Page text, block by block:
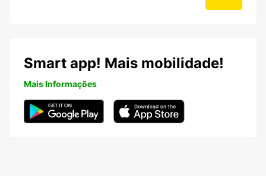
Smart app! Mais mobilidade!
Mais Informações